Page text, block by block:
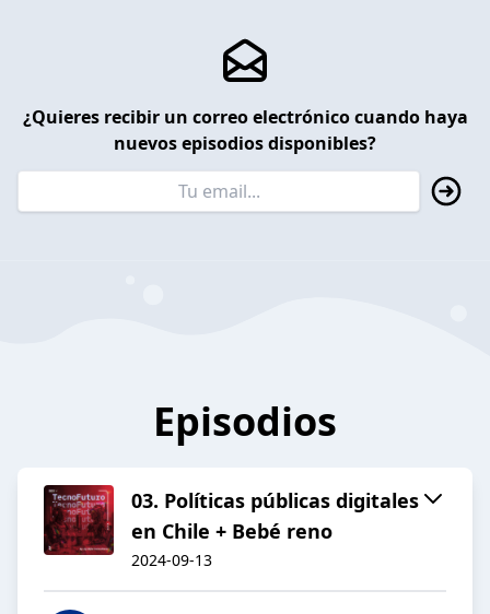
¿Quieres recibir un correo electrónico cuando haya
nuevos episodios disponibles?
Episodios
03. Políticas públicas digitales
en Chile + Bebé reno
2024-09-13